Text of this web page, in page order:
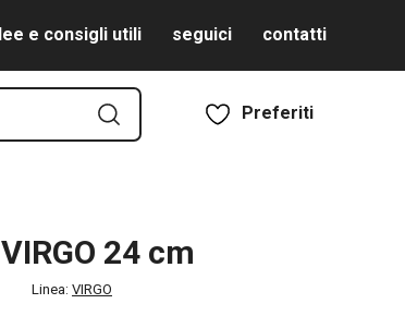
e consigli utili seguici contatti
Preferiti
24 cm
Linea: VIRGO